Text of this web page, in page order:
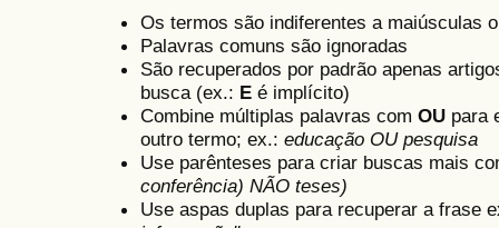
Os termos são indiferentes a maiúsculas
Palavras comuns são ignoradas
São recuperados por padrão apenas
busca (ex.: E é implícito)
Combine múltiplas palavras com OU para
outro termo; ex.: educação OU pesquisa
Use parênteses para criar buscas mais
conferência) NÃO teses)
Use aspas duplas para recuperar a frase